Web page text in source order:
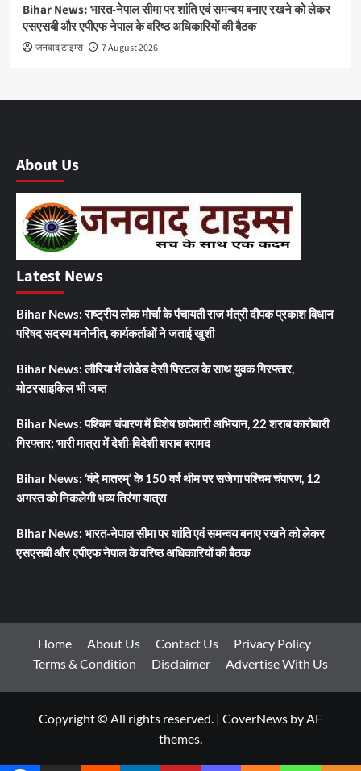
Bihar News: भारत-नेपाल सीमा पर शांति एवं समन्वय बनाए रखने को लेकर
एसएसबी और एपीएफ नेपाल के वरिष्ठ अधिकारियों की बैठक
जनवाद टाइम्स 7 August 2026
About Us
Latest News
Bihar News: राष्ट्रीय लोक मोर्चा के पंचायती राज मंत्री दीपक प्रकाश विधान
परिषद सदस्य मनोनीत, कार्यकर्ताओं ने जताई खुशी
Bihar News: लौरिया में लोडेड देसी पिस्टल के साथ युवक गिरफ्तार,
मोटरसाइकिल भी जब्त
Bihar News: पश्चिम चंपारण में विशेष छापेमारी अभियान, 22 शराब कारोबारी
गिरफ्तार; भारी मात्रा में देशी-विदेशी शराब बरामद
Bihar News: ‘वंदे मातरम्’ के 150 वर्ष थीम पर सजेगा पश्चिम चंपारण, 12
अगस्त को निकलेगी भव्य तिरंगा यात्रा
Bihar News: भारत-नेपाल सीमा पर शांति एवं समन्वय बनाए रखने को लेकर
एसएसबी और एपीएफ नेपाल के वरिष्ठ अधिकारियों की बैठक
Home About Us Contact Us
Privacy Policy
Terms & Condition
Disclaimer Advertise With Us
Copyright © All rights reserved. | CoverNews by AF
themes.